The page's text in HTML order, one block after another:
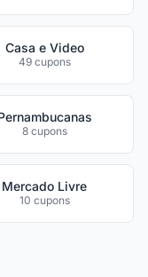
Casa e Video
49 cupons
8 cupons
Mercado Livre
10 cupons